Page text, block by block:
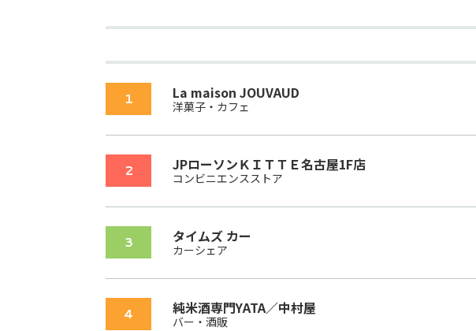
1 La maison JOUVAUD
洋菓子・カフェ
2 JPローソンＫＩＴＴＥ名古屋1F店
コンビニエンスストア
3 タイムズ カー
カーシェア
4 純米酒専門YATA／中村屋
バー・酒販